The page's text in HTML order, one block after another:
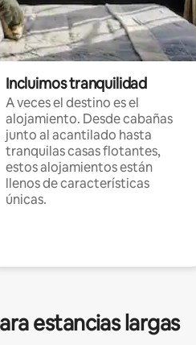
Incluimos tranquilidad
A veces el destino es el
alojamiento. Desde cabañas
junto al acantilado hasta
tranquilas casas flotantes,
estos alojamientos están
llenos de características
únicas.
estancias largas